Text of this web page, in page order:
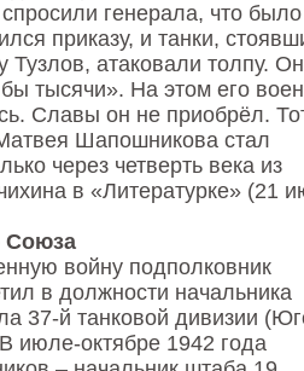
генерала, что
приказу, и танки,
Тузлов, атаковали толпу. Он
тысячи». На этом его
Славы он не приобрёл.
Шапошникова стал
через четверть века из
в «Литературке» (21
Союза
войну подполковник
в должности начальника
37-й танковой дивизии
июле-октябре 1942 года